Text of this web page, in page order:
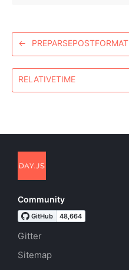
← PREPARSEPOSTFORMAT
RELATIVETIME
Community
Gitter
Sitemap